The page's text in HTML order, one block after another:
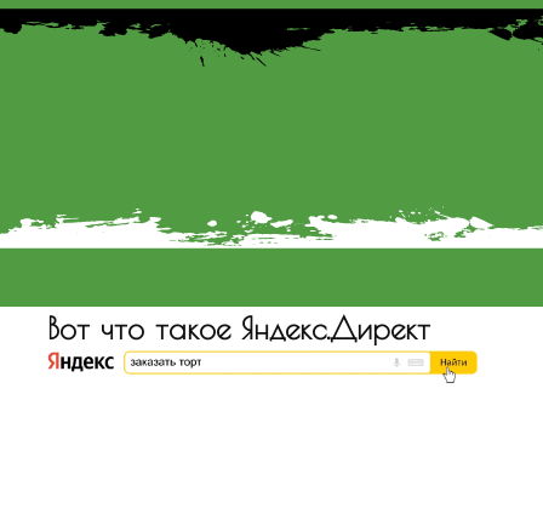
Вот что такое Яндекс.Директ